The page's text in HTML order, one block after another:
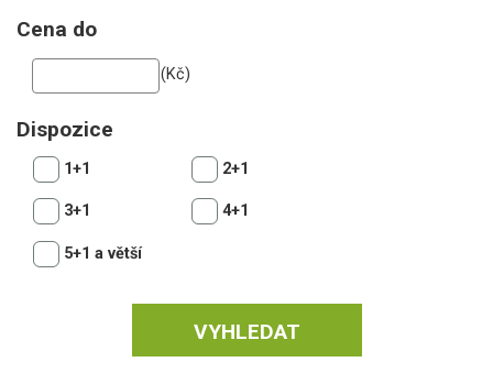
Cena do
(Kč)
Dispozice
1+1 2+1
3+1 4+1
5+1 a větší